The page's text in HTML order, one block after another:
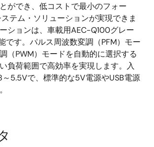
ができ、低コストで最小のフォー
テム・ソリューションが実現できま
ションは、車載用AEC-Q100グレー
です。パルス周波数変調（PFM）モー
（PWM）モードを自動的に選択する
負荷範囲で高効率を実現します。入
5.5Vで、標準的な5V電源やUSB電源